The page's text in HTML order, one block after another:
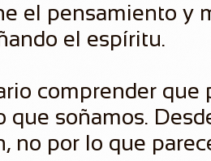
el pensamiento y
el espíritu.
comprender que
que soñamos.
no por lo que